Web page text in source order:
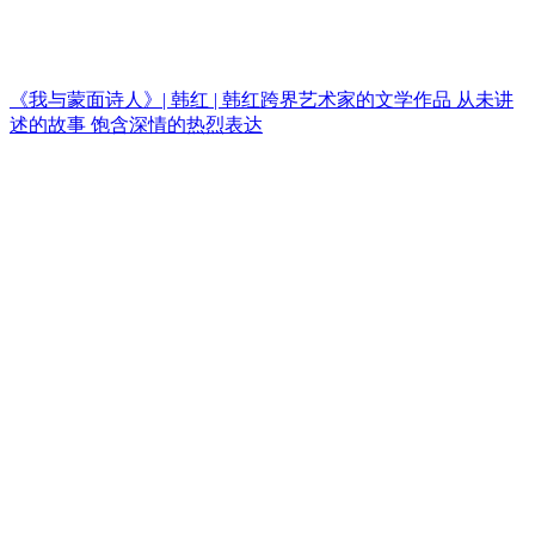
《我与蒙面诗人》| 韩红 | 韩红跨界艺术家的文学作品 从未讲
述的故事 饱含深情的热烈表达